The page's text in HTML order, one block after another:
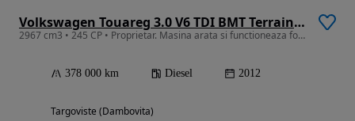
Volkswagen Touareg 3.0 V6 TDI BMT Terrain Tech
2967 cm3 • 245 CP • Proprietar. Masina arata si functioneaza foarte bine.
378 000 km Diesel 2012
Targoviste (Dambovita)